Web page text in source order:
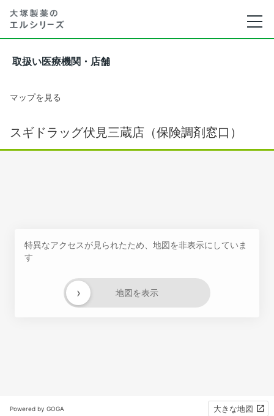
取扱い医療機関・店舗
マップを見る
スギドラッグ伏見三蔵店（保険調剤窓口）
特異なアクセスが見られたため、地図を非表示にしていま
す
地図を表示
›
Powered by GOGA 大きな地図